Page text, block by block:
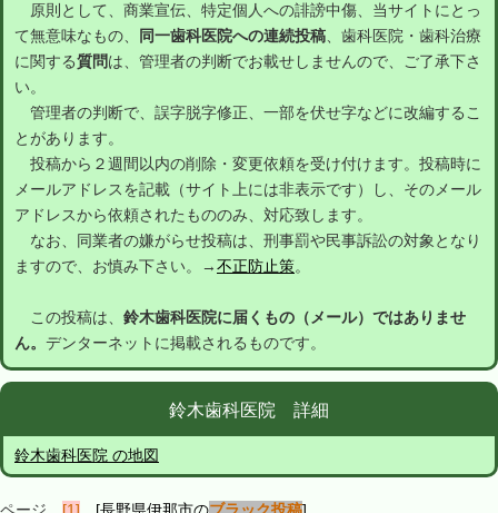
原則として、商業宣伝、特定個人への誹謗中傷、当サイトにとっ
て無意味なもの、
同一歯科医院への連続投稿、歯科医院・歯科治療
に関する質問は、管理者の判断でお載せしませんので、ご了承下さ
い。
管理者の判断で、誤字脱字修正、一部を伏せ字などに改編するこ
とがあります。
投稿から２週間以内の削除・変更依頼を受け付けます。投稿時に
メールアドレスを記載（サイト上には非表示です）し、そのメール
アドレスから依頼されたもののみ、対応致します。
なお、同業者の嫌がらせ投稿は、刑事罰や民事訴訟の対象となり
ますので、お慎み下さい。→不正防止策。
この投稿は、 鈴木歯科医院に届くもの（メール）ではありませ
ん。 デンターネットに掲載されるものです。
鈴木歯科医院 詳細
鈴木歯科医院 の地図